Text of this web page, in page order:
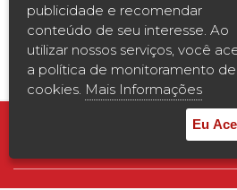
Vestibular
2ª
BOLSAS E
ENTRE EM
publicidade e recomendar
conteúdo de seu interesse. Ao
utilizar nossos serviços, você
a política de monitoramento de
cookies. Mais Informações
Eu